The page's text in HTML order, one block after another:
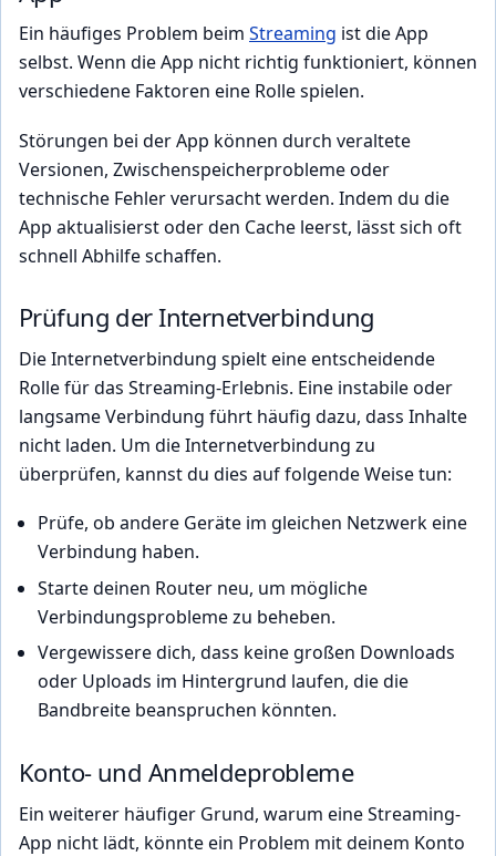
Ein häufiges Problem beim Streaming ist die App
selbst. Wenn die App nicht richtig funktioniert, können
verschiedene Faktoren eine Rolle spielen.
Störungen bei der App können durch veraltete
Versionen, Zwischenspeicherprobleme oder
technische Fehler verursacht werden. Indem du die
App aktualisierst oder den Cache leerst, lässt sich oft
schnell Abhilfe schaffen.
Prüfung der Internetverbindung
Die Internetverbindung spielt eine entscheidende
Rolle für das Streaming-Erlebnis. Eine instabile oder
langsame Verbindung führt häufig dazu, dass Inhalte
nicht laden. Um die Internetverbindung zu
überprüfen, kannst du dies auf folgende Weise tun:
Prüfe, ob andere Geräte im gleichen Netzwerk eine
Verbindung haben.
Starte deinen Router neu, um mögliche
Verbindungsprobleme zu beheben.
Vergewissere dich, dass keine großen Downloads
oder Uploads im Hintergrund laufen, die die
Bandbreite beanspruchen könnten.
Konto- und Anmeldeprobleme
Ein weiterer häufiger Grund, warum eine Streaming-
App nicht lädt, könnte ein Problem mit deinem Konto